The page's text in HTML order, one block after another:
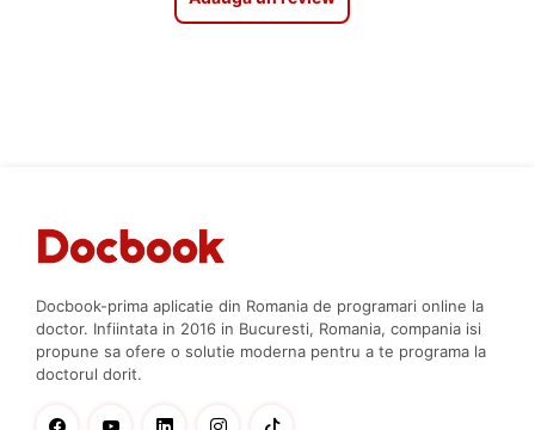
Docbook-prima aplicatie din Romania de programari online la
doctor. Infiintata in 2016 in Bucuresti, Romania, compania isi
propune sa ofere o solutie moderna pentru a te programa la
doctorul dorit.